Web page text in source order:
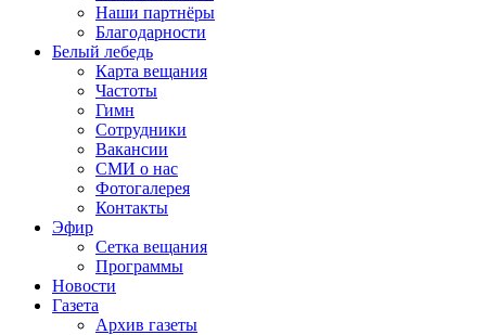
Наши партнёры
Благодарности
Белый лебедь
Карта вещания
Частоты
Гимн
Сотрудники
Вакансии
СМИ о нас
Фотогалерея
Контакты
Эфир
Сетка вещания
Программы
Новости
Газета
Архив газеты